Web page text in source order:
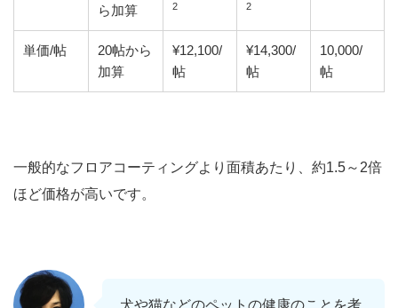
ら加算
2 2
単価/帖
20帖から
加算
¥12,100/
帖
¥14,300/
帖
10,000/
帖
一般的なフロアコーティングより面積あたり、約1.5～2倍
ほど価格が高いです。
犬や猫などのペットの健康のことを考